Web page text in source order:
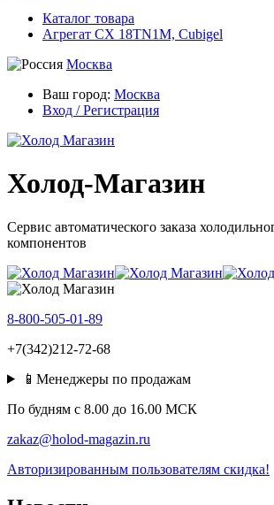
Каталог товара
Агрегат CX 18TN1M, Cubigel
Москва
Ваш город: Москва
Вход / Регистрация
Холод-Магазин
Сервис автоматического заказа
компонентов
8-800-505-01-89
+7(342)212-72-68
📱Менеджеры по продажам
По будням c 8.00 до 16.00 МСК
zakaz@holod-magazin.ru
Авторизированным пользователям скидка!